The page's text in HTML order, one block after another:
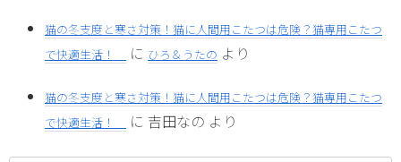
猫の冬支度と寒さ対策！猫に人間用こたつは危険？猫専用こたつ
で快適生活！
に ひろ＆うたの より
猫の冬支度と寒さ対策！猫に人間用こたつは危険？猫専用こたつ
で快適生活！
に 吉田なの より